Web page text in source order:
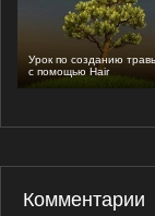
Урок по созданию
с помощью Hair
Комментарии